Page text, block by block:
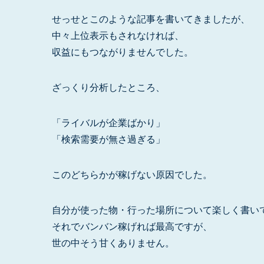
せっせとこのような記事を書いてきましたが、
中々上位表示もされなければ、
収益にもつながりませんでした。
ざっくり分析したところ、
「ライバルが企業ばかり」
「検索需要が無さ過ぎる」
このどちらかが稼げない原因でした。
自分が使った物・行った場所について楽しく書い
それでバンバン稼げれば最高ですが、
世の中そう甘くありません。